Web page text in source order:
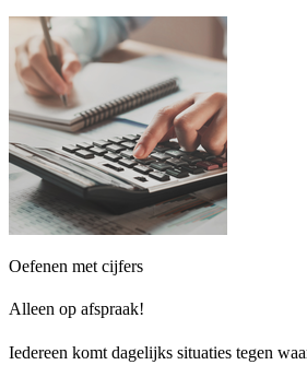
Oefenen met cijfers
Alleen op afspraak!
Iedereen komt dagelijks situaties tegen